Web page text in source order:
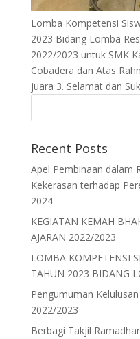
Lomba Kompetensi
2023 Bidang Lomba
2022/2023 untuk SMK
Cobadera dan Atas
juara 3. Selamat dan
Recent Posts
Apel Pembinaan dalam
Kekerasan terhadap
2024
KEGIATAN KEMAH
AJARAN 2022/2023
LOMBA KOMPETENSI
TAHUN 2023 BIDANG
Pengumuman
2022/2023
Berbagi Takjil